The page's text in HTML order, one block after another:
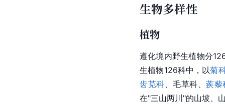
生物多样性
植物
遵化境内野生植物分
生植物126科中，以菊
齿苋科、毛草科、蒺藜
在"三山两川"的山坡、